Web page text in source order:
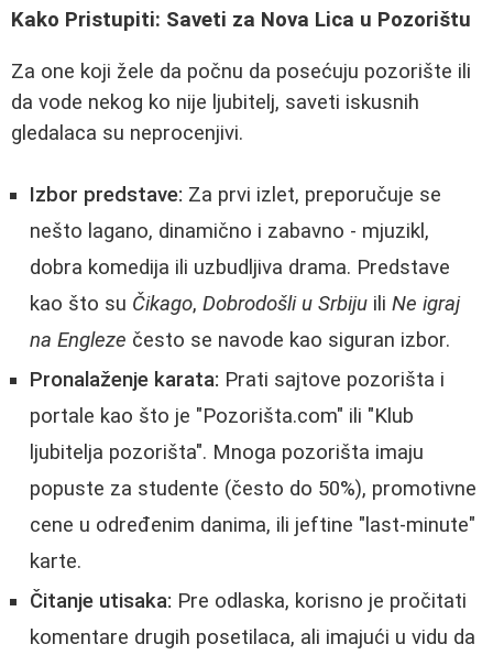
Kako Pristupiti: Saveti za Nova Lica u Pozorištu
Za one koji žele da počnu da posećuju pozorište ili
da vode nekog ko nije ljubitelj, saveti iskusnih
gledalaca su neprocenjivi.
Izbor predstave: Za prvi izlet, preporučuje se
nešto lagano, dinamično i zabavno - mjuzikl,
dobra komedija ili uzbudljiva drama. Predstave
kao što su Čikago, Dobrodošli u Srbiju ili Ne igraj
na Engleze često se navode kao siguran izbor.
Pronalaženje karata: Prati sajtove pozorišta i
portale kao što je "Pozorišta.com" ili "Klub
ljubitelja pozorišta". Mnoga pozorišta imaju
popuste za studente (često do 50%), promotivne
cene u određenim danima, ili jeftine "last-minute"
karte.
Čitanje utisaka: Pre odlaska, korisno je pročitati
komentare drugih posetilaca, ali imajući u vidu da